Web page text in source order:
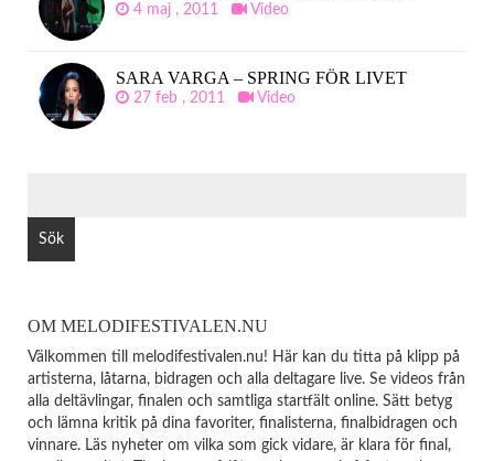
4 maj , 2011 Video
SARA VARGA – SPRING FÖR LIVET
27 feb , 2011 Video
OM MELODIFESTIVALEN.NU
Välkommen till melodifestivalen.nu! Här kan du titta på klipp på
artisterna, låtarna, bidragen och alla deltagare live. Se videos från
alla deltävlingar, finalen och samtliga startfält online. Sätt betyg
och lämna kritik på dina favoriter, finalisterna, finalbidragen och
vinnare. Läs nyheter om vilka som gick vidare, är klara för final,